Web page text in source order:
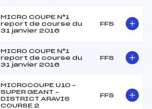
MICRO COUPE N°1
report de course du
31 janvier 2016
FFS
MICRO COUPE N°1
report de course du
31 janvier 2016
FFS
MICROCOUPE U10 –
SUPER GEANT –
DISTRICT ARAVIS
COURSE 2
FFS